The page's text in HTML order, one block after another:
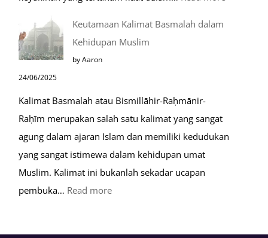
Keutamaan Kalimat Basmalah dalam
Kehidupan Muslim
by Aaron
24/06/2025
Kalimat Basmalah atau Bismillāhir-Raḥmānir-
Raḥīm merupakan salah satu kalimat yang sangat
agung dalam ajaran Islam dan memiliki kedudukan
yang sangat istimewa dalam kehidupan umat
Muslim. Kalimat ini bukanlah sekadar ucapan
pembuka… Read more: